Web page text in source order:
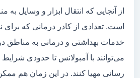
از آنجایی که انتقال ابزار و وسایل
است. تعدادی از کادر درمانی که برای
خدمات بهداشتی و درمانی به مناطق
می‌توانند با آمبولانس تا حدودی
رسانی مهیا کنند. در این زمان هم